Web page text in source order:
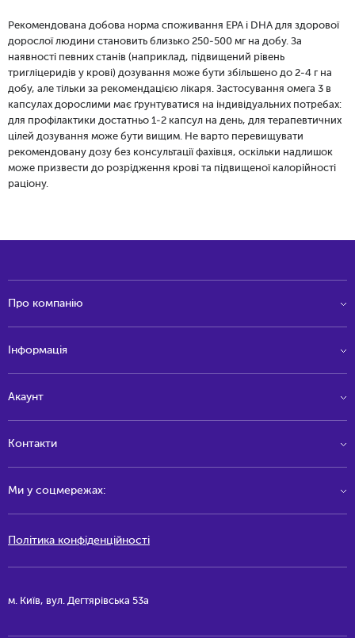
Рекомендована добова норма споживання EPA і DHA для здорової
дорослої людини становить близько 250-500 мг на добу. За
наявності певних станів (наприклад, підвищений рівень
тригліцеридів у крові) дозування може бути збільшено до 2-4 г на
добу, але тільки за рекомендацією лікаря. Застосування омега 3 в
капсулах дорослими має ґрунтуватися на індивідуальних потребах:
для профілактики достатньо 1-2 капсул на день, для терапевтичних
цілей дозування може бути вищим. Не варто перевищувати
рекомендовану дозу без консультації фахівця, оскільки надлишок
може призвести до розрідження крові та підвищеної калорійності
раціону.
Про компанію
Інформація
Акаунт
Контакти
Ми у соцмережах:
Політика конфіденційності
м. Київ, вул. Дегтярівська 53а